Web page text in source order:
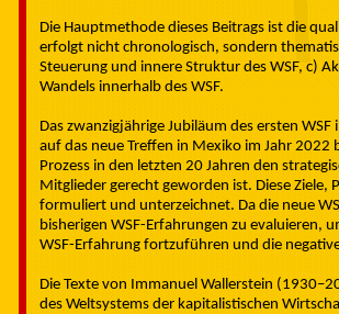
Die Hauptmethode dieses Beitrags ist die
erfolgt nicht chronologisch, sondern
Steuerung und innere Struktur des WSF, c)
Wandels innerhalb des WSF.
Das zwanzigjährige Jubiläum des ersten
auf das neue Treffen in Mexiko im Jahr 2022
Prozess in den letzten 20 Jahren den
Mitglieder gerecht geworden ist. Diese
formuliert und unterzeichnet. Da die neue
bisherigen WSF-Erfahrungen zu evaluieren,
WSF-Erfahrung fortzuführen und die
Die Texte von Immanuel Wallerstein
des Weltsystems der kapitalistischen